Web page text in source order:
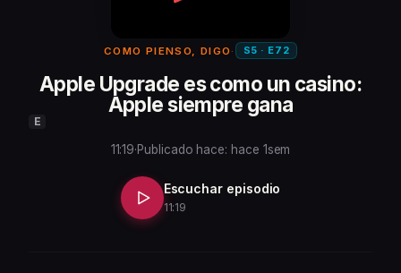
COMO PIENSO, DIGO · S5 · E72
Apple Upgrade es como un casino:
Apple siempre gana
E
11:19·Publicado hace: hace 1sem
Escuchar episodio
11:19